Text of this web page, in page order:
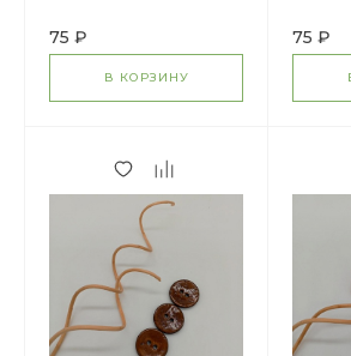
синий
75 ₽
В КОРЗИНУ
серо-
75 ₽